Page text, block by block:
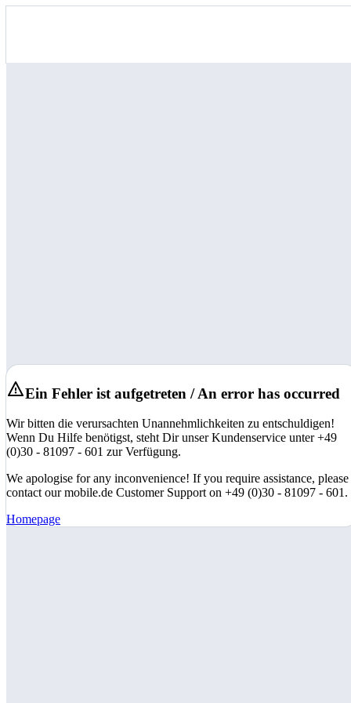
Ein Fehler ist aufgetreten / An error has occurred
Wir bitten die verursachten Unannehmlichkeiten zu entschuldigen!
Wenn Du Hilfe benötigst, steht Dir unser Kundenservice unter +49
(0)30 - 81097 - 601 zur Verfügung.
We apologise for any inconvenience! If you require assistance, please
contact our mobile.de Customer Support on +49 (0)30 - 81097 - 601.
Homepage